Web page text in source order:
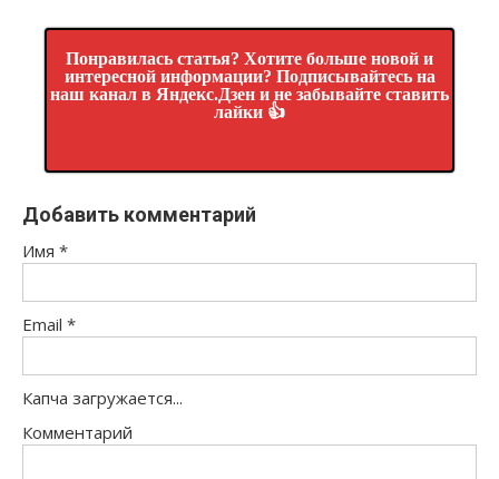
Понравилась статья? Хотите больше новой и
интересной информации? Подписывайтесь на
наш канал в Яндекс.Дзен и не забывайте ставить
лайки 👍
Добавить комментарий
Имя *
Email *
Капча загружается...
Комментарий